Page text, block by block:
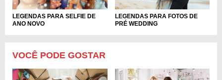
LEGENDAS PARA SELFIE DE
ANO NOVO
LEGENDAS PARA FOTOS DE
PRÉ WEDDING
VOCÊ PODE GOSTAR